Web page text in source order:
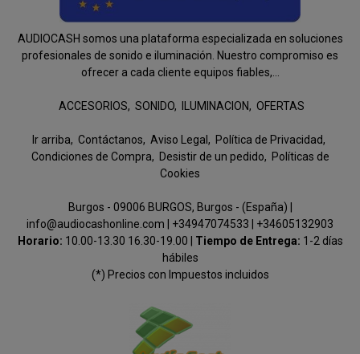
AUDIOCASH somos una plataforma especializada en soluciones
profesionales de sonido e iluminación. Nuestro compromiso es
ofrecer a cada cliente equipos fiables,...
ACCESORIOS SONIDO ILUMINACION OFERTAS
Ir arriba Contáctanos Aviso Legal
Política de Privacidad
Condiciones de Compra
Desistir de un pedido
Políticas de
Cookies
Burgos - 09006 BURGOS, Burgos - (España) |
info@audiocashonline.com | +34947074533
+34605132903
Horario: 10.00-13.30 16.30-19.00 | Tiempo de Entrega: 1-2 días
hábiles
(*) Precios con Impuestos incluidos